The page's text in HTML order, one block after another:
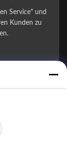
Service" und
Kunden zu